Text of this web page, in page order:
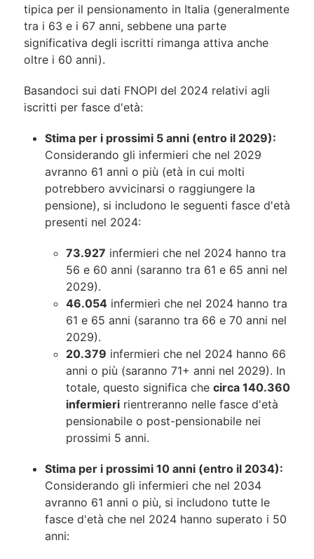
tipica per il pensionamento in Italia (generalmente
tra i 63 e i 67 anni, sebbene una parte
significativa degli iscritti rimanga attiva anche
oltre i 60 anni).
Basandoci sui dati FNOPI del 2024 relativi agli
iscritti per fasce d'età:
Stima per i prossimi 5 anni (entro il 2029):
Considerando gli infermieri che nel 2029
avranno 61 anni o più (età in cui molti
potrebbero avvicinarsi o raggiungere la
pensione), si includono le seguenti fasce d'età
presenti nel 2024:
73.927 infermieri che nel 2024 hanno tra
56 e 60 anni (saranno tra 61 e 65 anni nel
2029).
46.054 infermieri che nel 2024 hanno tra
61 e 65 anni (saranno tra 66 e 70 anni nel
2029).
20.379 infermieri che nel 2024 hanno 66
anni o più (saranno 71+ anni nel 2029). In
totale, questo significa che circa 140.360
infermieri rientreranno nelle fasce d'età
pensionabile o post-pensionabile nei
prossimi 5 anni.
Stima per i prossimi 10 anni (entro il 2034):
Considerando gli infermieri che nel 2034
avranno 61 anni o più, si includono tutte le
fasce d'età che nel 2024 hanno superato i 50
anni: